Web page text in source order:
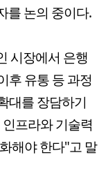
를 논의 중이다.
시장에서 은행
후 유통 등 과정
대를 장담하기
프라와 기술력
해야 한다"고 말